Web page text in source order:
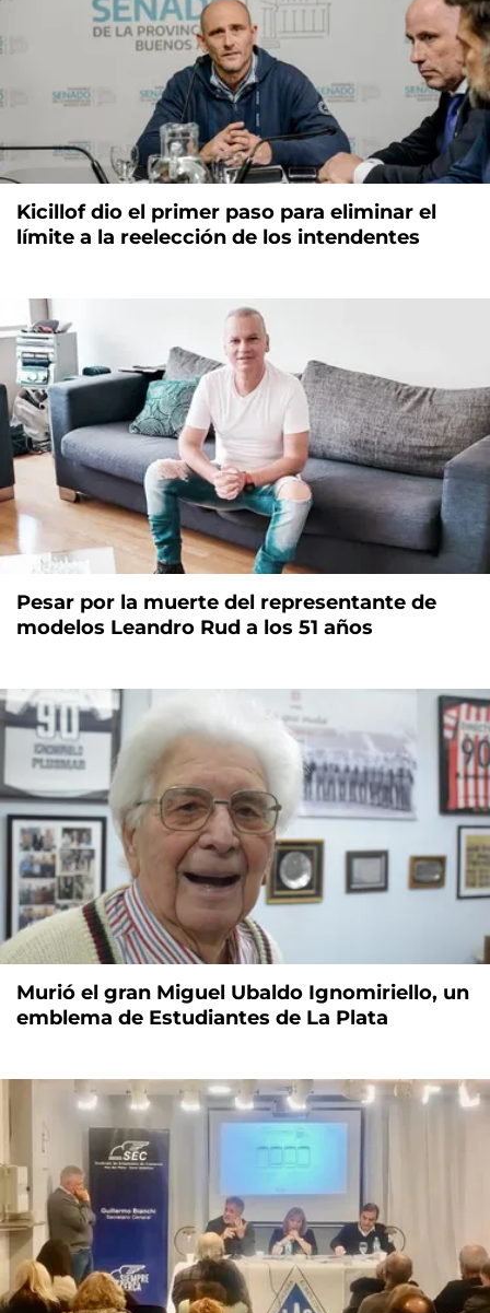
Kicillof dio el primer paso para eliminar el
límite a la reelección de los intendentes
Pesar por la muerte del representante de
modelos Leandro Rud a los 51 años
Murió el gran Miguel Ubaldo Ignomiriello, un
emblema de Estudiantes de La Plata